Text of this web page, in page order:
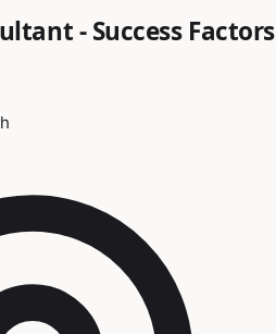
- Success Factors